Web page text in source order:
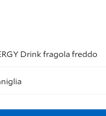
Drink fragola freddo